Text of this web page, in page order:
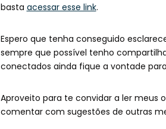
basta acessar esse link.
Espero que tenha conseguido
sempre que possível tenho
conectados ainda fique a vontade
Aproveito para te convidar a ler meus
comentar com sugestões de outras